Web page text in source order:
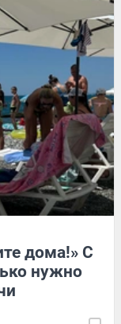
дома!» С
нужно